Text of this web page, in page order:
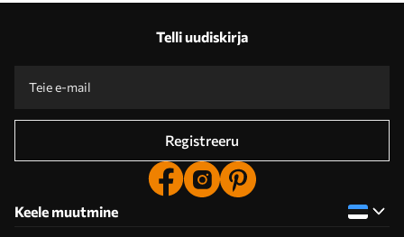
Telli uudiskirja
Registreeru
Keele muutmine